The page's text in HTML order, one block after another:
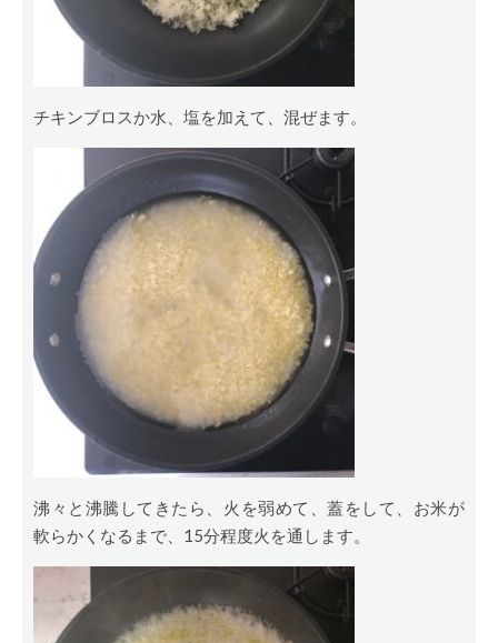
チキンブロスか水、塩を加えて、混ぜます。
沸々と沸騰してきたら、火を弱めて、蓋をして、お米が
軟らかくなるまで、15分程度火を通します。